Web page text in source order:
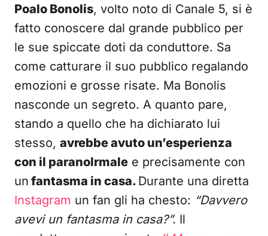
Poalo Bonolis, volto noto di Canale 5, si è
fatto conoscere dal grande pubblico per
le sue spiccate doti da conduttore. Sa
come catturare il suo pubblico regalando
emozioni e grosse risate. Ma Bonolis
nasconde un segreto. A quanto pare,
stando a quello che ha dichiarato lui
stesso, avrebbe avuto un’esperienza
con il paranolrmale e precisamente con
un fantasma in casa. Durante una diretta
Instagram un fan gli ha chesto: “Davvero
avevi un fantasma in casa?”. Il